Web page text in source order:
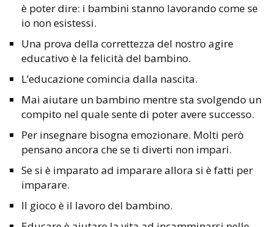
è poter dire: i bambini stanno lavorando come se
io non esistessi.
Una prova della correttezza del nostro agire
educativo è la felicità del bambino.
L’educazione comincia dalla nascita.
Mai aiutare un bambino mentre sta svolgendo un
compito nel quale sente di poter avere successo.
Per insegnare bisogna emozionare. Molti però
pensano ancora che se ti diverti non impari.
Se si è imparato ad imparare allora si è fatti per
imparare.
Il gioco è il lavoro del bambino.